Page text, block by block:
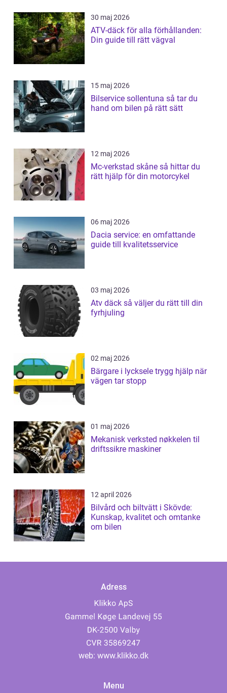
30 maj 2026
ATV-däck för alla förhållanden:
Din guide till rätt vägval
15 maj 2026
Bilservice sollentuna så tar du
hand om bilen på rätt sätt
12 maj 2026
Mc-verkstad skåne så hittar du
rätt hjälp för din motorcykel
06 maj 2026
Dacia service: en omfattande
guide till kvalitetsservice
03 maj 2026
Atv däck så väljer du rätt till din
fyrhjuling
02 maj 2026
Bärgare i lycksele trygg hjälp när
vägen tar stopp
01 maj 2026
Mekanisk verksted nøkkelen til
driftssikre maskiner
12 april 2026
Bilvård och biltvätt i Skövde:
Kunskap, kvalitet och omtanke
om bilen
Adress
web: www.klikko.dk
Menu